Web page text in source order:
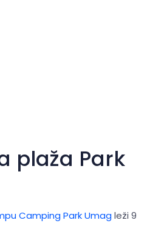
plaža Park
Camping Park Umagleži 9